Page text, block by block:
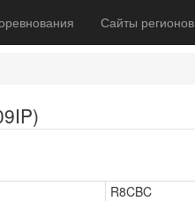
Сайты регионов
R8CBC